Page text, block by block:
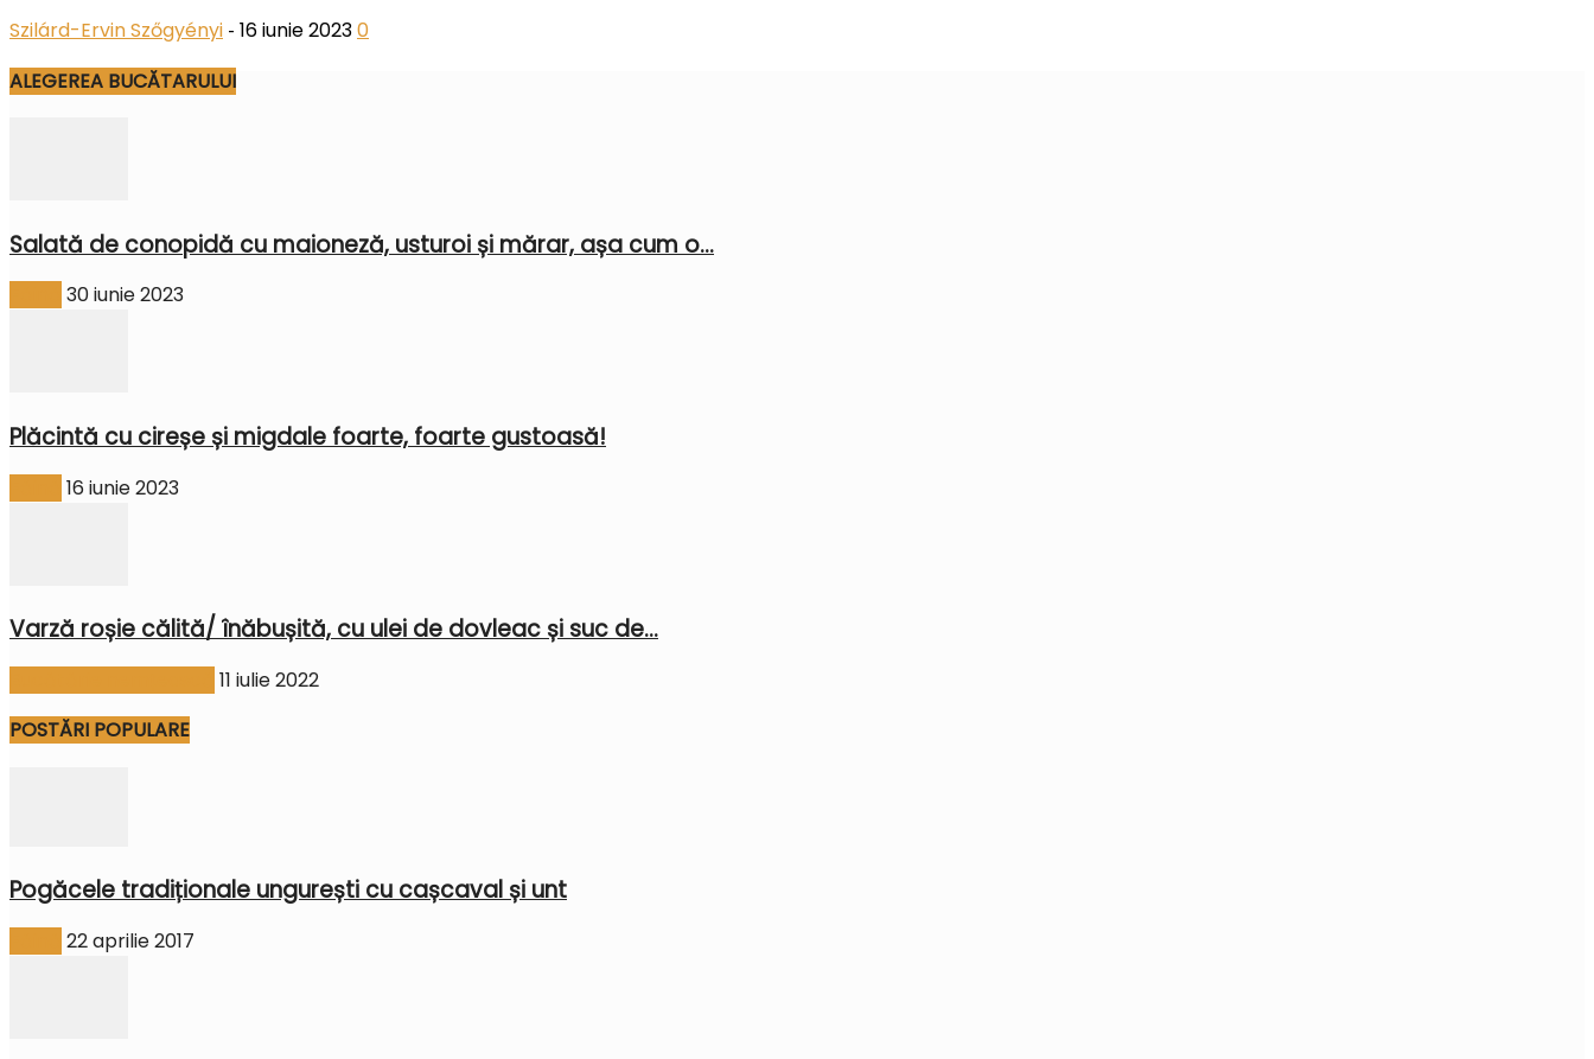
Szilárd-Ervin Szőgyényi - 16 iunie 20230
ALEGEREA BUCĂTARULUI
Salată de conopidă cu maioneză, usturoi și mărar, așa cum o...
30 iunie 2023
Plăcintă cu cireșe și migdale foarte, foarte gustoasă!
16 iunie 2023
Varză roșie călită/ înăbușită, cu ulei de dovleac și suc de...
11 iulie 2022
POSTĂRI POPULARE
Pogăcele tradiționale ungurești cu cașcaval și unt
22 aprilie 2017